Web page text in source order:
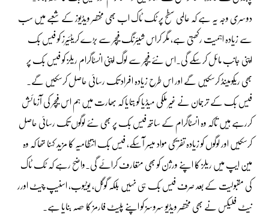
دوسری وجہ یہ ہے کہ عالمی سطح پر ٹک ٹاک اب بھی مختصر ویڈیوز کے شعبے میں سب
سے زیادہ اہمیت رکھتی ہے، مگر کراس شیئرنگ فیچر سے بڑے کریٹئیرز کو فیس بک
اپنی جانب مائل کرسکے گی۔اس نئے فیچر سے لوگ اپنی انسٹاگرام ریلز کو فیس بک پر
بھی ریکومینڈ کرسکیں گے اور اس طرح زیادہ افراد تک رسائی حاصل کرسکیں گے۔
فیس بک کے ترجمان نے غیر ملکی میڈیا کو بتایا کہ بھارت میں ہم اس فیچر کی آزمائش
کررہے ہیں تاکہ وہ انسٹاگرام کے ساتھ فیس بک پر بھی نئے لوگوں تک رسائی حاصل
کرسکیں اور لوگوں کو زیادہ تفریحی مواد میسر آسکے، فیس بک انتظامیہ کا مزید کہنا تھا کہ وہ
مین ایپ میں ریلز کا اپنے ورژن کو بھی متعارف کرائے گی۔واضح رہے کہ ٹک ٹاک
کی مقبولیت کے بعد صرف فیس بک ہی نہیں بلکہ گوگل، یوٹیوب، اسنیپ چیٹ اورر
نیٹ فلیکس نے بھی مختصر ویڈیو سروسز کو اپنے پلیٹ فارمز کا حصہ بنایا ہے۔